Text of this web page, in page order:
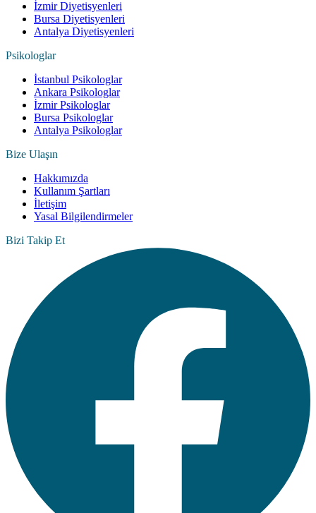
İzmir Diyetisyenleri
Bursa Diyetisyenleri
Antalya Diyetisyenleri
Psikologlar
İstanbul Psikologlar
Ankara Psikologlar
İzmir Psikologlar
Bursa Psikologlar
Antalya Psikologlar
Bize Ulaşın
Hakkımızda
Kullanım Şartları
İletişim
Yasal Bilgilendirmeler
Bizi Takip Et